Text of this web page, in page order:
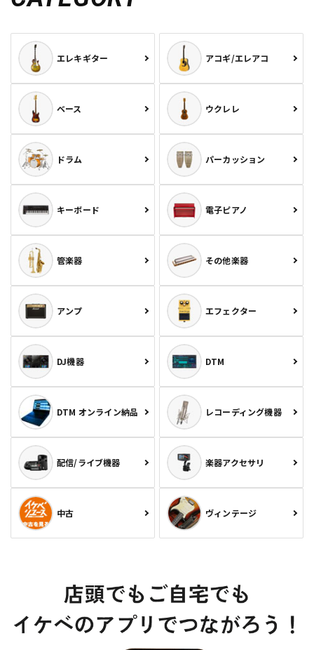
エレキギター アコギ/エレアコ
ベース ウクレレ
ドラム パーカッション
キーボード 電子ピアノ
管楽器 その他楽器
アンプ エフェクター
DJ機器 DTM
DTM オンライン納品 レコーディング機器
配信/ライブ機器 楽器アクセサリ
中古 ヴィンテージ